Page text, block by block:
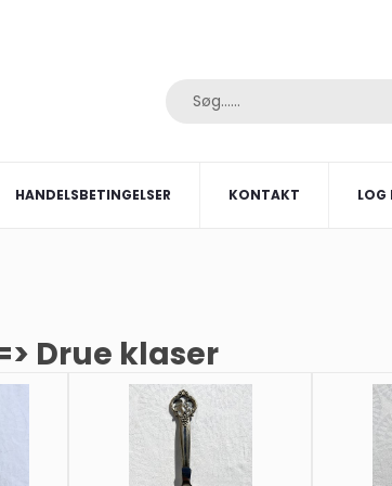
HANDELSBETINGELSER KONTAKT LOG
Drue klaser